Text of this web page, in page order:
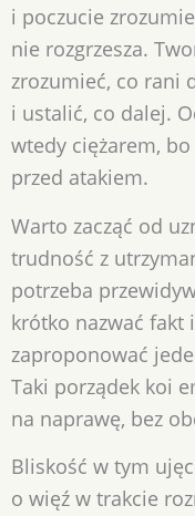
i poczucie
nie rozgrzesza.
zrozumieć, co rani
i ustalić, co dalej.
wtedy ciężarem,
przed atakiem.
Warto zacząć od
trudność z
potrzeba
krótko nazwać fakt
zaproponować
Taki porządek koi
na naprawę, bez
Bliskość w tym
o więź w trakcie